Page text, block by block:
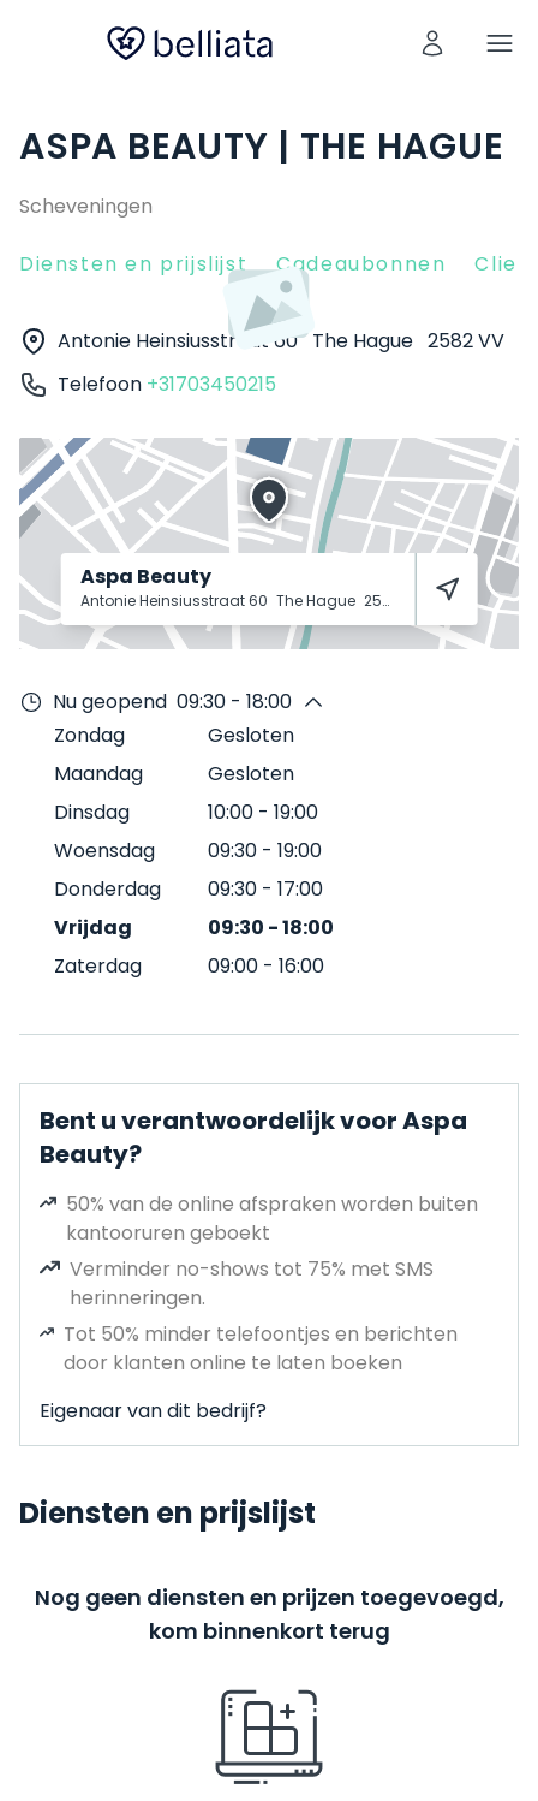
ASPA BEAUTY | THE HAGUE
Scheveningen
Diensten en prijslijst Cadeaubonnen
Antonie Heinsiusstraat 60 The Hague 2582 VV
Telefoon +31703450215
Aspa Beauty
Antonie Heinsiusstraat 60 The Hague 2582 VV
Nu geopend 09:30 - 18:00
Zondag
Gesloten
Maandag
Gesloten
Dinsdag
10:00 - 19:00
Woensdag
09:30 - 19:00
Donderdag
09:30 - 17:00
Vrijdag
09:30 -18:00
Zaterdag
09:00 - 16:00
Bent u verantwoordelijk voor Aspa
Beauty?
50% van de online afspraken worden buiten
kantooruren geboekt
Verminder no-shows tot 75% met SMS
herinneringen.
Tot 50% minder telefoontjes en berichten
door klanten online te laten boeken
Eigenaar van dit bedrijf?
Diensten en prijslijst
Nog geen diensten en prijzen toegevoegd,
kom binnenkort terug